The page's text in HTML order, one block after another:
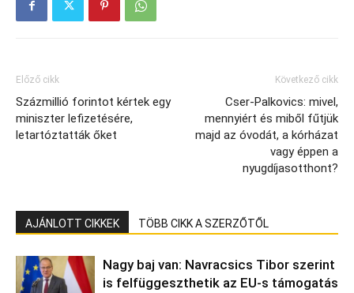
Előző cikk
Százmillió forintot kértek egy
miniszter lefizetésére,
letartóztatták őket
Következő cikk
Cser-Palkovics: mivel,
mennyiért és miből fűtjük
majd az óvodát, a kórházat
vagy éppen a
nyugdíjasotthont?
AJÁNLOTT CIKKEK TÖBB CIKK A SZERZŐTŐL
Nagy baj van: Navracsics Tibor szerint
is felfüggeszthetik az EU-s támogatás